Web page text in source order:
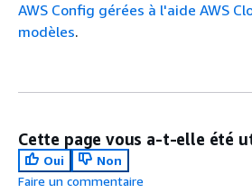
AWS Config gérées à l'aide AWS
modèles.
Cette page vous a-t-elle été
Oui
Non
Faire un commentaire